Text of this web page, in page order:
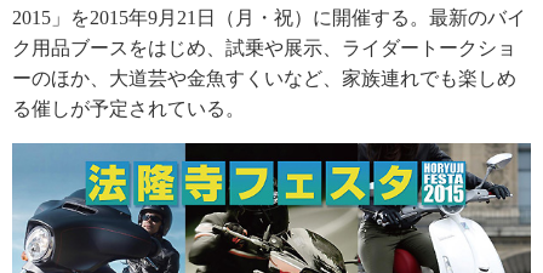
2015」を2015年9月21日（月・祝）に開催する。最新のバイ
ク用品ブースをはじめ、試乗や展示、ライダートークショ
ーのほか、大道芸や金魚すくいなど、家族連れでも楽しめ
る催しが予定されている。